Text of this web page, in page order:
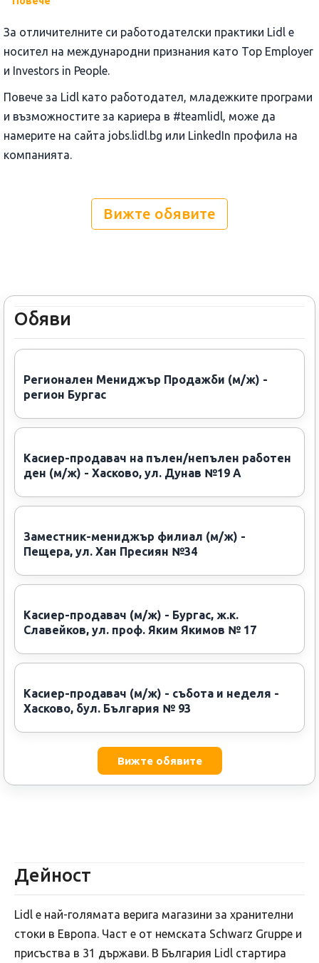
За отличителните си работодателски практики Lidl е
носител на международни признания като Top Employer
и Investors in People.
Повече за Lidl като работодател, младежките програми
и възможностите за кариера в #teamlidl, може да
намерите на сайта jobs.lidl.bg или LinkedIn профила на
компанията.
Вижте обявите
Обяви
Регионален Мениджър Продажби (м/ж) -
регион Бургас
Касиер-продавач на пълен/непълен работен
ден (м/ж) - Хасково, ул. Дунав №19 А
Заместник-мениджър филиал (м/ж) -
Пещера, ул. Хан Пресиян №34
Касиер-продавач (м/ж) - Бургас, ж.к.
Славейков, ул. проф. Яким Якимов № 17
Касиер-продавач (м/ж) - събота и неделя -
Хасково, бул. България № 93
Вижте обявите
Дейност
Lidl е най-голямата верига магазини за хранителни
стоки в Европа. Част e от немската Schwarz Gruppe и
присъства в 31 държави. В България Lidl стартира